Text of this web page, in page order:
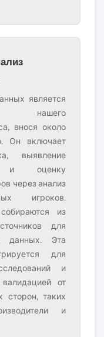
является
нашего
внося около
Он включает
выявление
и оценку
через анализ
игроков.
из
для
данных. Эта
для
и
от
сторон, таких
и